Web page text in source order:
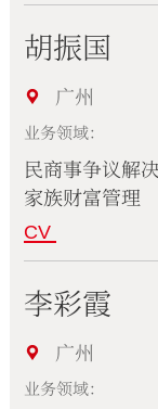
胡振国
广州
业务领域：
民商事争议解
家族财富管理
CV
李彩霞
广州
业务领域：